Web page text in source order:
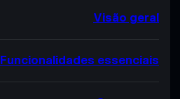
Visão geral
Funcionalidades essenciais